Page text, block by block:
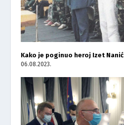
Kako je poginuo heroj Izet Nanić
06.08.2023.